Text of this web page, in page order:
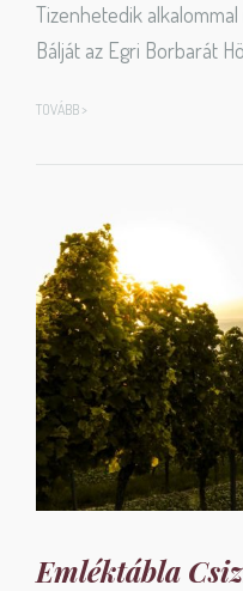
Tizenhetedik
Bálját az Egri Borbarát
TOVÁBB >
Emléktábla